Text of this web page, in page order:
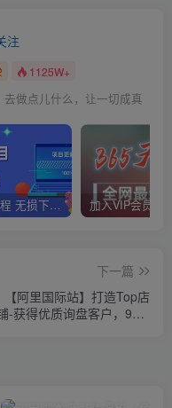
注
1125W+
做点儿什么，让一切成真
全网VIP课程 无损下载~
下一篇
【阿里国际站】打造Top店
-获得优质询盘客户，95%